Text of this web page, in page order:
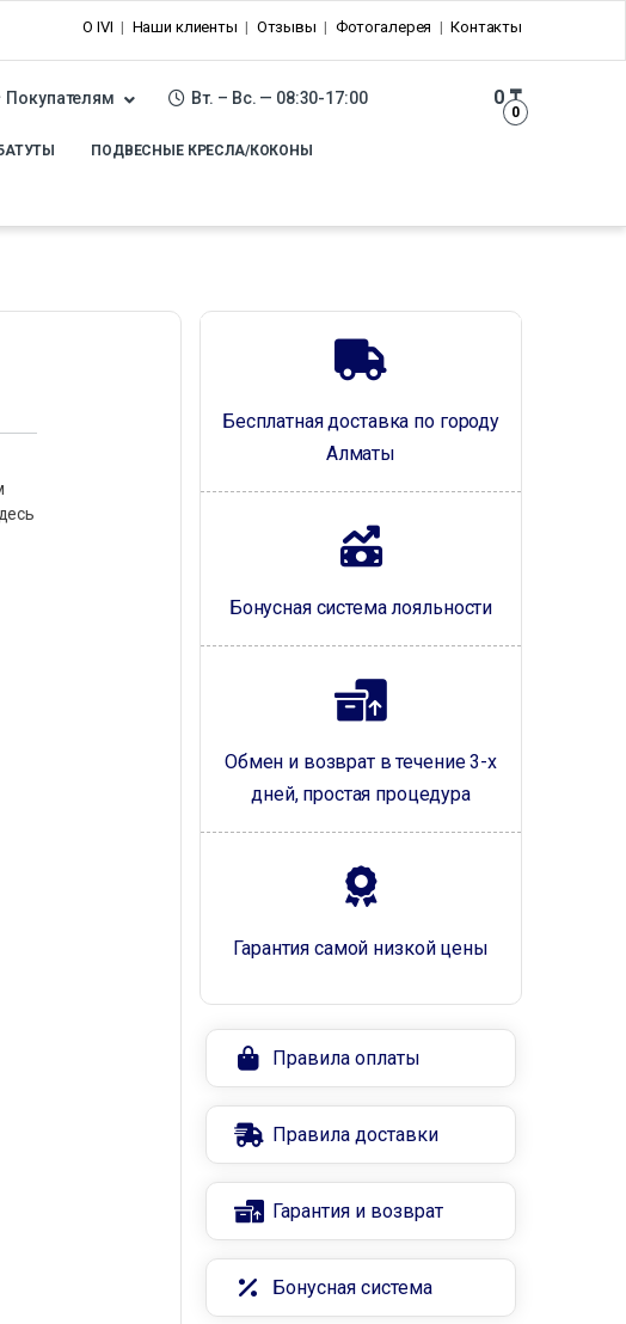
О IVI Наши клиенты Отзывы Фотогалерея Контакты
Покупателям Вт. – Вс. — 08:30-17:00
0
0₸
ПОДВЕСНЫЕ КРЕСЛА/КОКОНЫ
Бесплатная доставка по городу
Алматы
Бонусная система лояльности
Обмен и возврат в течение 3-х
дней, простая процедура
Гарантия самой низкой цены
Правила оплаты
Правила доставки
Гарантия и возврат
Бонусная система